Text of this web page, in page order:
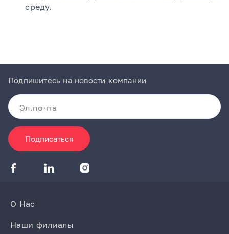
среду.
Подпишитесь на новости компании
Подписаться
О Нас
Наши филиалы